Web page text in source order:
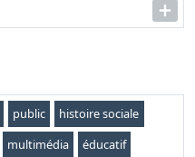
public
histoire sociale
multimédia
éducatif